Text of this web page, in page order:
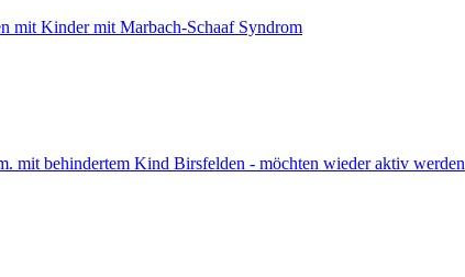
mit Kinder mit Marbach-Schaaf Syndrom
mit behindertem Kind Birsfelden - möchten wieder aktiv werden